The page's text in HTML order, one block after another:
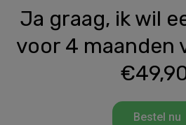
Ja graag, ik wil
voor 4 maanden
Bestel nu